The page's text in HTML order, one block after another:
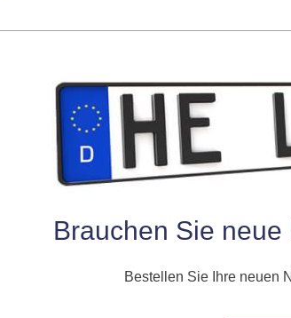
Brauchen Sie neue
Bestellen Sie Ihre neuen